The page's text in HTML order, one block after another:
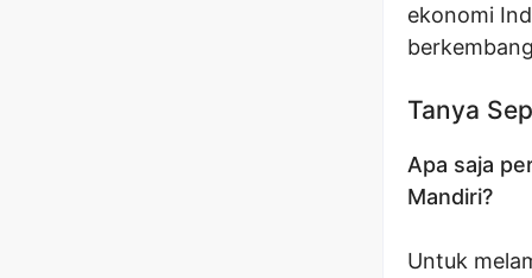
ekonomi
Tanya
Apa saja
Mandiri?
Untuk